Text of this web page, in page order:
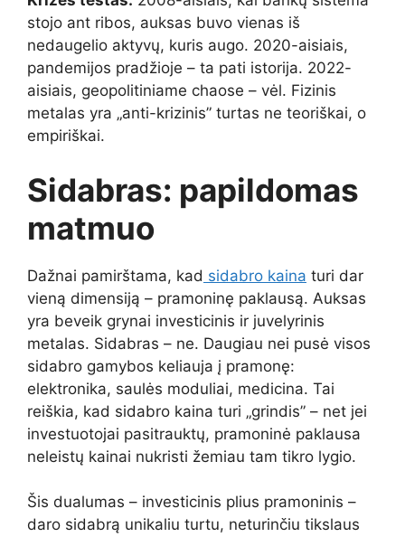
stojo ant ribos, auksas buvo vienas iš
nedaugelio aktyvų, kuris augo. 2020-aisiais,
pandemijos pradžioje – ta pati istorija. 2022-
aisiais, geopolitiniame chaose – vėl. Fizinis
metalas yra „anti-krizinis” turtas ne teoriškai, o
empiriškai.
Sidabras: papildomas
matmuo
Dažnai pamirštama, kad sidabro kaina turi dar
vieną dimensiją – pramoninę paklausą. Auksas
yra beveik grynai investicinis ir juvelyrinis
metalas. Sidabras – ne. Daugiau nei pusė visos
sidabro gamybos keliauja į pramonę:
elektronika, saulės moduliai, medicina. Tai
reiškia, kad sidabro kaina turi „grindis” – net jei
investuotojai pasitrauktų, pramoninė paklausa
neleistų kainai nukristi žemiau tam tikro lygio.
Šis dualumas – investicinis plius pramoninis –
daro sidabrą unikaliu turtu, neturinčiu tikslaus